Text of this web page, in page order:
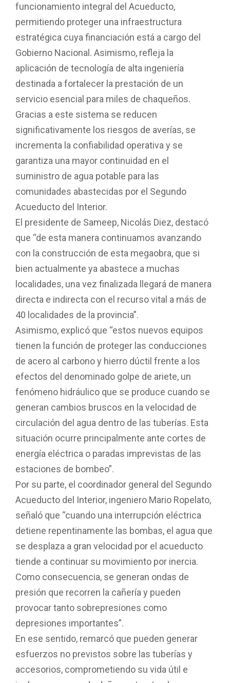
funcionamiento integral del Acueducto,
permitiendo proteger una infraestructura
estratégica cuya financiación está a cargo del
Gobierno Nacional. Asimismo, refleja la
aplicación de tecnología de alta ingeniería
destinada a fortalecer la prestación de un
servicio esencial para miles de chaqueños.
Gracias a este sistema se reducen
significativamente los riesgos de averías, se
incrementa la confiabilidad operativa y se
garantiza una mayor continuidad en el
suministro de agua potable para las
comunidades abastecidas por el Segundo
Acueducto del Interior.
El presidente de Sameep, Nicolás Diez, destacó
que “de esta manera continuamos avanzando
con la construcción de esta megaobra, que si
bien actualmente ya abastece a muchas
localidades, una vez finalizada llegará de manera
directa e indirecta con el recurso vital a más de
40 localidades de la provincia”.
Asimismo, explicó que “estos nuevos equipos
tienen la función de proteger las conducciones
de acero al carbono y hierro dúctil frente a los
efectos del denominado golpe de ariete, un
fenómeno hidráulico que se produce cuando se
generan cambios bruscos en la velocidad de
circulación del agua dentro de las tuberías. Esta
situación ocurre principalmente ante cortes de
energía eléctrica o paradas imprevistas de las
estaciones de bombeo”.
Por su parte, el coordinador general del Segundo
Acueducto del Interior, ingeniero Mario Ropelato,
señaló que “cuando una interrupción eléctrica
detiene repentinamente las bombas, el agua que
se desplaza a gran velocidad por el acueducto
tiende a continuar su movimiento por inercia.
Como consecuencia, se generan ondas de
presión que recorren la cañería y pueden
provocar tanto sobrepresiones como
depresiones importantes”.
En ese sentido, remarcó que pueden generar
esfuerzos no previstos sobre las tuberías y
accesorios, comprometiendo su vida útil e